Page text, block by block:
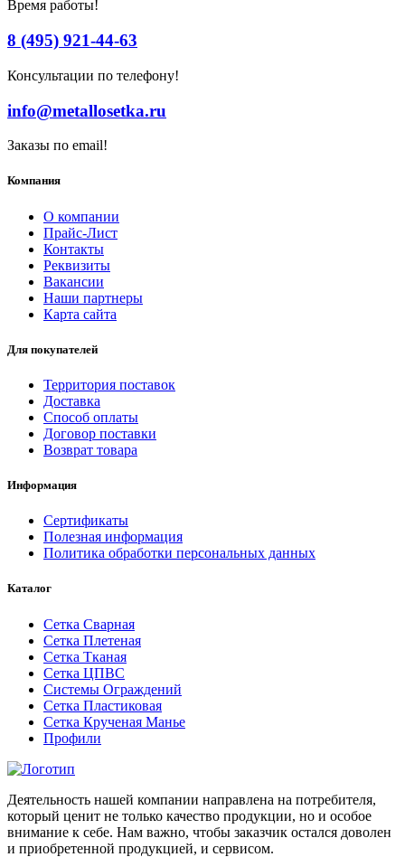
Время работы!
8 (495) 921-44-63
Консультации по телефону!
info@metallosetka.ru
Заказы по email!
Компания
О компании
Прайс-Лист
Контакты
Реквизиты
Вакансии
Наши партнеры
Карта сайта
Для покупателей
Территория поставок
Доставка
Способ оплаты
Договор поставки
Возврат товара
Информация
Сертификаты
Полезная информация
Политика обработки персональных данных
Каталог
Сетка Сварная
Сетка Плетеная
Сетка Тканая
Сетка ЦПВС
Системы Ограждений
Сетка Пластиковая
Сетка Крученая Манье
Профили
Деятельность нашей компании направлена на потребителя,
который ценит не только качество продукции, но и особое
внимание к себе. Нам важно, чтобы заказчик остался доволен
и приобретенной продукцией, и сервисом.